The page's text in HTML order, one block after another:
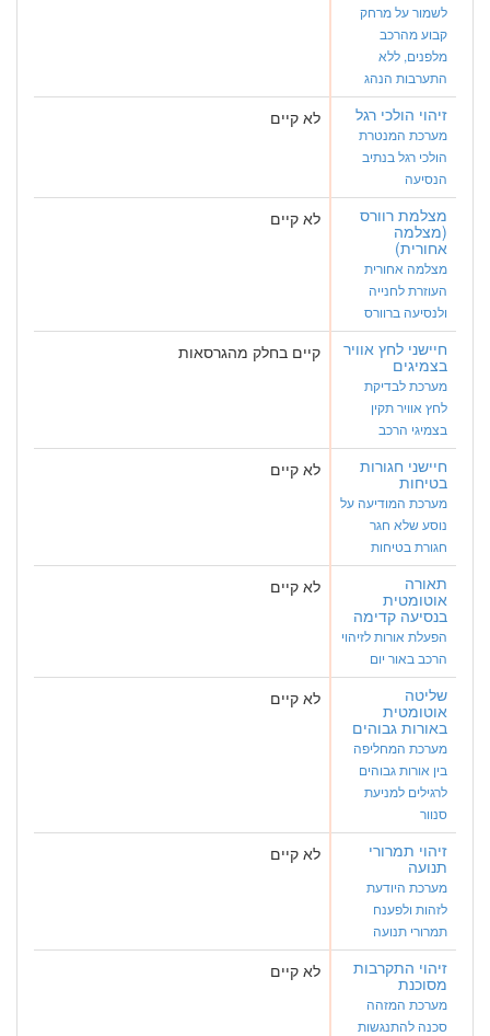
לשמור על מרחק
קבוע מהרכב
מלפנים, ללא
התערבות הנהג
זיהוי הולכי רגל
מערכת המנטרת
הולכי רגל בנתיב
הנסיעה
לא קיים
מצלמת רוורס
(מצלמה
אחורית)
מצלמה אחורית
העוזרת לחנייה
ולנסיעה ברוורס
לא קיים
חיישני לחץ אוויר
בצמיגים
מערכת לבדיקת
לחץ אוויר תקין
בצמיגי הרכב
קיים בחלק מהגרסאות
חיישני חגורות
בטיחות
מערכת המודיעה על
נוסע שלא חגר
חגורת בטיחות
לא קיים
תאורה
אוטומטית
בנסיעה קדימה
הפעלת אורות לזיהוי
הרכב באור יום
לא קיים
שליטה
אוטומטית
באורות גבוהים
מערכת המחליפה
בין אורות גבוהים
לרגילים למניעת
סנוור
לא קיים
זיהוי תמרורי
תנועה
מערכת היודעת
לזהות ולפענח
תמרורי תנועה
לא קיים
זיהוי התקרבות
מסוכנת
מערכת המזהה
סכנה להתנגשות
לא קיים